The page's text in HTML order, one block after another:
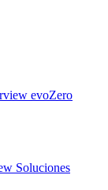
evoZero
Soluciones